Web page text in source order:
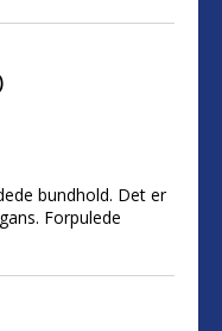
bundhold. Det er
Forpulede